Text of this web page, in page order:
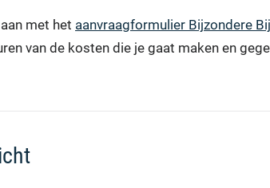
met het aanvraagformulier Bijzondere
van de kosten die je gaat maken en